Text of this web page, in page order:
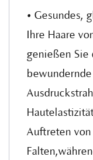
• Gesundes,
Ihre Haare
genießen Sie
Auftreten